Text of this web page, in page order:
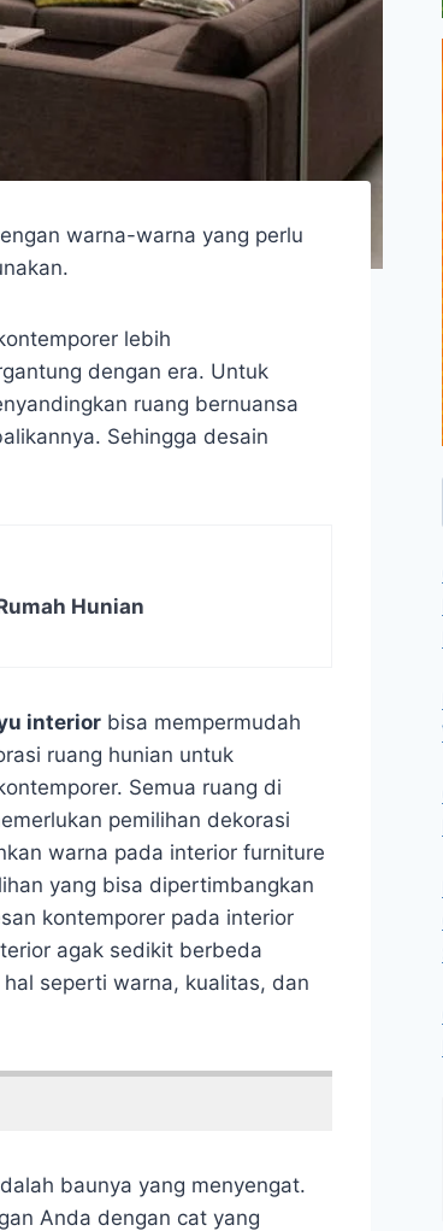
warna-warna yang perlu
lebih
dengan era. Untuk
ruang bernuansa
Sehingga desain
Hunian
interior bisa mempermudah
ruang hunian untuk
Semua ruang di
pemilihan dekorasi
warna pada interior furniture
yang bisa dipertimbangkan
kontemporer pada interior
agak sedikit berbeda
seperti warna, kualitas, dan
baunya yang menyengat.
Anda dengan cat yang